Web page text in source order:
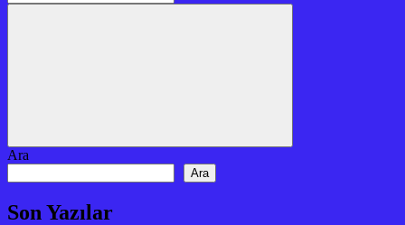
Ara
Ara
Ara
Son Yazılar